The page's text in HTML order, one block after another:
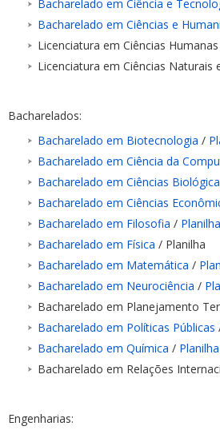
Bacharelado em Ciência e
Bacharelado em Ciências e
Licenciatura em Ciências
Licenciatura em Ciências Naturais
Bacharelados:
Bacharelado em Biotecnologia /
Bacharelado em Ciência da
Bacharelado em Ciências
Bacharelado em Ciências
Bacharelado em Filosofia / Planilha
Bacharelado em Física / Planilha
Bacharelado em Matemática /
Bacharelado em Neurociência /
Bacharelado em Planejamento
Bacharelado em Políticas Públicas
Bacharelado em Química / Planilha
Bacharelado em Relações
Engenharias: